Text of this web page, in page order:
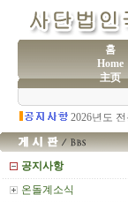
홈
Home
主页
공지사항
온돌계소식